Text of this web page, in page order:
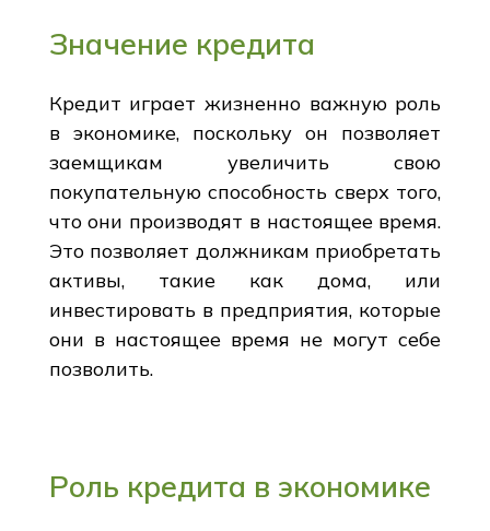
Значение кредита
Кредит играет жизненно важную роль
в экономике, поскольку он позволяет
заемщикам увеличить свою
покупательную способность сверх того,
что они производят в настоящее время.
Это позволяет должникам приобретать
активы, такие как дома, или
инвестировать в предприятия, которые
они в настоящее время не могут себе
позволить.
Роль кредита в экономике